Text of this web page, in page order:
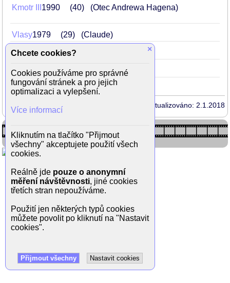
Kmotr III 1990 40 (Otec Andrewa Hagena)
Vlasy1979 29 (Claude)
Lovec jelenů1978
Mizerná banda1972 22 (Loney)
Aktualizováno: 2.1.2018
×
Chcete cookies?
Cookies používáme pro správné
fungování stránek a pro jejich
optimalizaci a vylepšení.
Více informací
Kliknutím na tlačítko "Přijmout
všechny" akceptujete použití všech
cookies.
Reálně jde pouze o anonymní
měření návštěvnosti, jiné cookies
třetích stran nepoužíváme.
Použití jen některých typů cookies
můžete povolit po kliknutí na "Nastavit
cookies".
Přijmout všechny Nastavit cookies